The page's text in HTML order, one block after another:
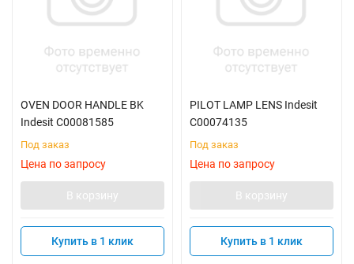
OVEN DOOR HANDLE BK
Indesit C00081585
Под заказ
Цена по запросу
В корзину
Купить в 1 клик
PILOT LAMP LENS Indesit
C00074135
Под заказ
Цена по запросу
В корзину
Купить в 1 клик